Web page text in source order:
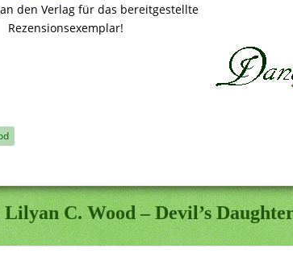
den Verlag für das bereitgestellte
Rezensionsexemplar!
C. Wood – Devil’s